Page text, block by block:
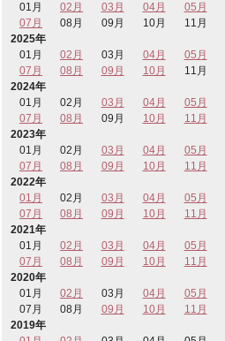
01月
02月 03月 04月 05月
07月
08月 09月 10月 11月
2025年
01月
02月 03月 04月 05月
07月
08月 09月 10月 11月
2024年
01月
02月 03月 04月 05月
07月
08月 09月 10月 11月
2023年
01月
02月 03月 04月 05月
07月
08月 09月 10月 11月
2022年
01月
02月 03月 04月 05月
07月
08月 09月 10月 11月
2021年
01月
02月 03月 04月 05月
07月
08月 09月 10月 11月
2020年
01月
02月 03月 04月 05月
07月
08月 09月 10月 11月
2019年